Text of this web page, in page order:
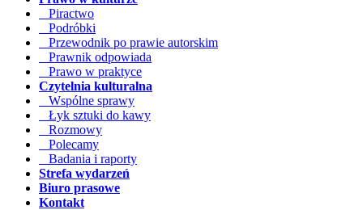
Piractwo
Podróbki
Przewodnik po prawie autorskim
Prawnik odpowiada
Prawo w praktyce
Czytelnia kulturalna
Wspólne sprawy
Łyk sztuki do kawy
Rozmowy
Polecamy
Badania i raporty
Strefa wydarzeń
Biuro prasowe
Kontakt